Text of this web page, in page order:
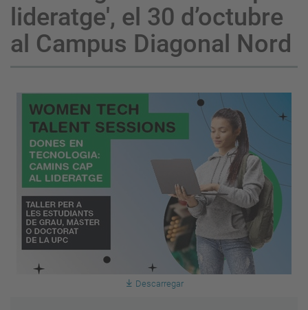
lideratge', el 30 d’octubre
al Campus Diagonal Nord
Descarregar